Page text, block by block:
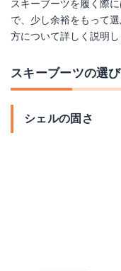
スキーブーツを履く際
で、少し余裕をもって
方について詳しく説明し
スキーブーツの選
シェルの固さ